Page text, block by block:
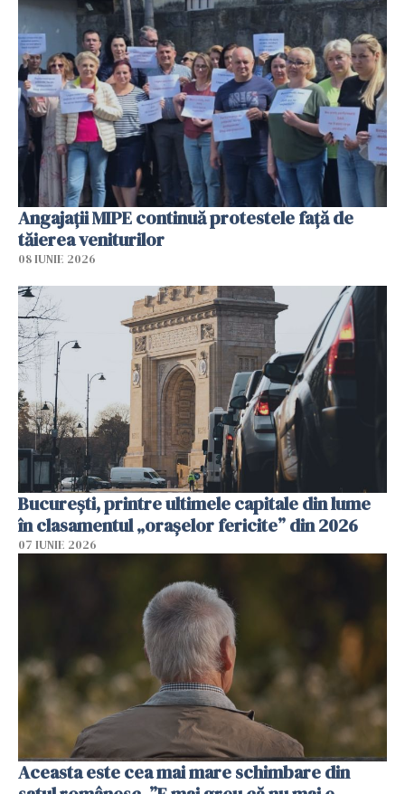
Angajaţii MIPE continuă protestele faţă de
tăierea veniturilor
08 IUNIE 2026
București, printre ultimele capitale din lume
în clasamentul „orașelor fericite” din 2026
07 IUNIE 2026
Aceasta este cea mai mare schimbare din